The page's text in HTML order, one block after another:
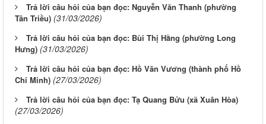
Trả lời câu hỏi của bạn đọc: Nguyễn Văn Thanh (phường
Tân Triều) (31/03/2026)
Trả lời câu hỏi của bạn đọc: Bùi Thị Hằng (phường Long
Hưng) (31/03/2026)
Trả lời câu hỏi của bạn đọc: Hồ Văn Vương (thành phố Hồ
Chí Minh) (27/03/2026)
Trả lời câu hỏi của bạn đọc: Tạ Quang Bửu (xã Xuân Hòa)
(27/03/2026)